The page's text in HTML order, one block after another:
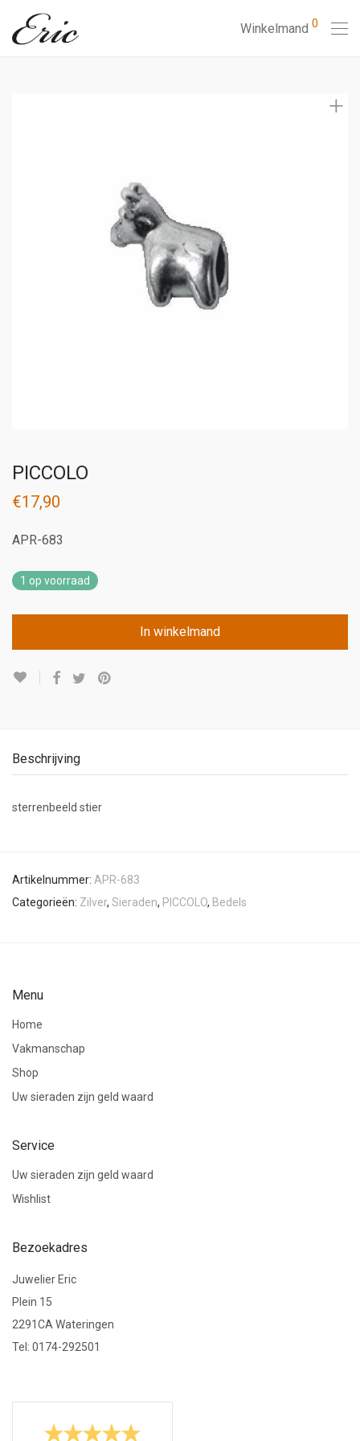
Winkelmand 0
PICCOLO
€17,90
APR-683
1 op voorraad
In winkelmand
Beschrijving
sterrenbeeld stier
Artikelnummer: APR-683
Categorieën: Zilver, Sieraden, PICCOLO, Bedels
Menu
Home
Vakmanschap
Shop
Uw sieraden zijn geld waard
Service
Uw sieraden zijn geld waard
Wishlist
Bezoekadres
Juwelier Eric
Plein 15
2291CA Wateringen
Tel: 0174-292501